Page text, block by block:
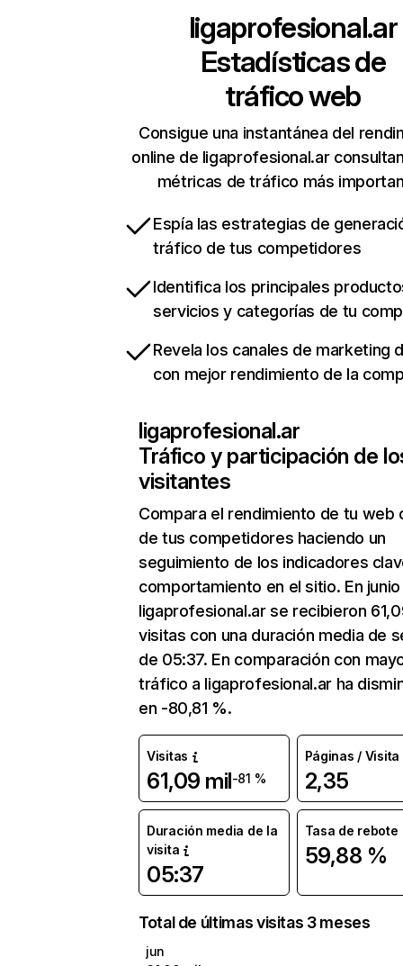
ligaprofesional.ar
Estadísticas de
tráfico web
Consigue una instantánea del
online de ligaprofesional.ar
métricas de tráfico más
Espía las estrategias de
tráfico de tus competidores
Identifica los principales
servicios y categorías de tu
Revela los canales de marketing
con mejor rendimiento de la
ligaprofesional.ar
Tráfico y participación de
visitantes
Compara el rendimiento de tu web
de tus competidores haciendo un
seguimiento de los indicadores
comportamiento en el sitio. En junio
ligaprofesional.ar se recibieron
visitas con una duración media de
de 05:37. En comparación con
tráfico a ligaprofesional.ar ha
en -80,81 %.
Visitas
61,09 mil-81 %
Páginas / Visita
2,35
Duración media de la
visita
05:37
Tasa de rebote
59,88 %
Total de últimas visitas 3 meses
jun